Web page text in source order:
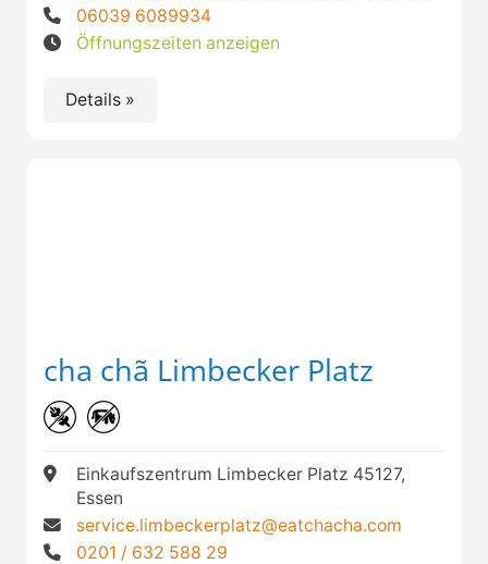
06039 6089934
Öffnungszeiten anzeigen
Details »
cha chã Limbecker Platz
Einkaufszentrum Limbecker Platz 45127,
Essen
service.limbeckerplatz@eatchacha.com
0201 / 632 588 29